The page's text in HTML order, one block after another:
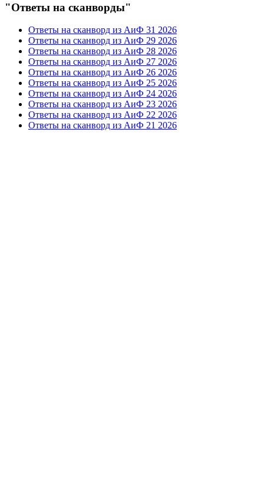
"Ответы на сканворды"
Ответы на сканворд из АиФ 31 2026
Ответы на сканворд из АиФ 29 2026
Ответы на сканворд из АиФ 28 2026
Ответы на сканворд из АиФ 27 2026
Ответы на сканворд из АиФ 26 2026
Ответы на сканворд из АиФ 25 2026
Ответы на сканворд из АиФ 24 2026
Ответы на сканворд из АиФ 23 2026
Ответы на сканворд из АиФ 22 2026
Ответы на сканворд из АиФ 21 2026